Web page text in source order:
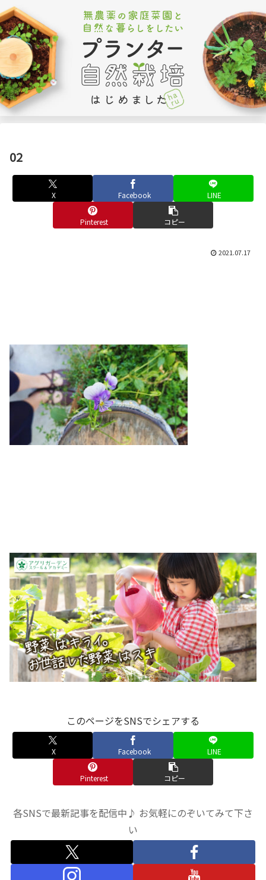
02
X Facebook LINE
Pinterest コピー
2021.07.17
このページをSNSでシェアする
X Facebook LINE
Pinterest コピー
各SNSで最新記事を配信中♪ お気軽にのぞいてみて下さ
い